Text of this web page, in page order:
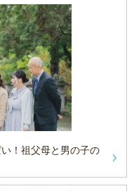
！祖父母と男の子の